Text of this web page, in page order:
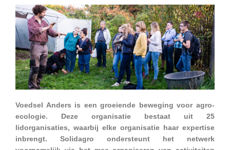
Voedsel Anders is een groeiende beweging voor agro-
ecologie. Deze organisatie bestaat uit 25
lidorganisaties, waarbij elke organisatie haar expertise
inbrengt. Solidagro ondersteunt het netwerk